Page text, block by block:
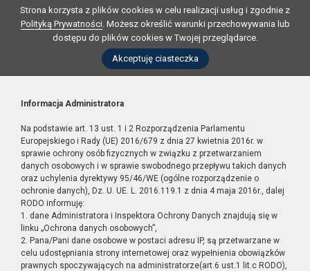
Strona korzysta z plików cookies w celu realizacji usług i zgodnie z
Polityką Prywatności. Możesz określić warunki przechowywania lub
dostępu do plików cookies w Twojej przeglądarce.
Akceptuję ciasteczka
Informacja Administratora
Na podstawie art. 13 ust. 1 i 2 Rozporządzenia Parlamentu
Europejskiego i Rady (UE) 2016/679 z dnia 27 kwietnia 2016r. w
sprawie ochrony osób fizycznych w związku z przetwarzaniem
danych osobowych i w sprawie swobodnego przepływu takich danych
oraz uchylenia dyrektywy 95/46/WE (ogólne rozporządzenie o
ochronie danych), Dz. U. UE. L. 2016.119.1 z dnia 4 maja 2016r., dalej
RODO informuję:
1. dane Administratora i Inspektora Ochrony Danych znajdują się w
linku „Ochrona danych osobowych”,
2. Pana/Pani dane osobowe w postaci adresu IP, są przetwarzane w
celu udostępniania strony internetowej oraz wypełnienia obowiązków
prawnych spoczywających na administratorze(art.6 ust.1 lit.c RODO),